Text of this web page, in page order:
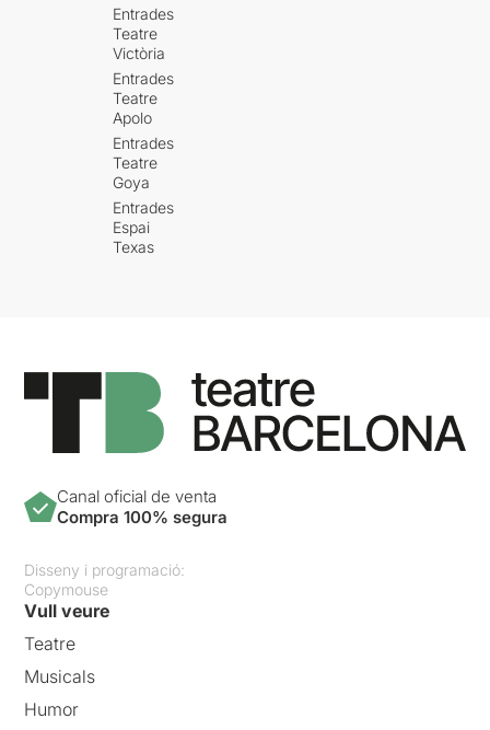
Entrades
Teatre
Victòria
Entrades
Teatre
Apolo
Entrades
Teatre
Goya
Entrades
Espai
Texas
Canal oficial de venta
Compra 100% segura
Disseny i programació:
Copymouse
Vull veure
Teatre
Musicals
Humor